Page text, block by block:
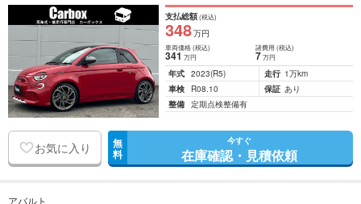
支払総額(税込)
348万円
車両価格(税込)
341万円
諸費用 (税込)
7 万円
年式 2023(R5) 走行 1万km
車検
R08.10 保証 あり
整備 定期点検整備有
お気に入り 無
料
今すぐ
在庫確認・見積依頼
アバルト